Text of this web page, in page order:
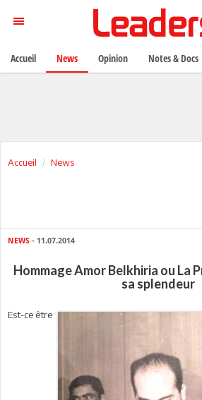
Accueil News
NEWS - 11.07.2014
Hommage Amor Belkhiria ou La
sa splendeur
Est-ce être
Accueil News Opinion Notes & Docs